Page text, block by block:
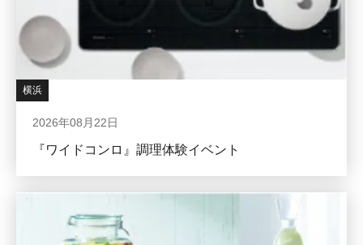
横浜
2026年08月22日
『ワイドコンロ』調理体験イベント